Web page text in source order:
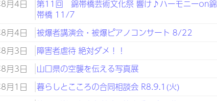
月4日
第11回 錦帯橋芸術文化祭 響け♪ハーモニーon錦
帯橋 11/7
月4日
被爆者講演会・被爆ピアノコンサート 8/22
月3日
障害者虐待 絶対ダメ！！
月3日
山口県の空襲を伝える写真展
月1日
暮らしとこころの合同相談会 R8.9.1(火)